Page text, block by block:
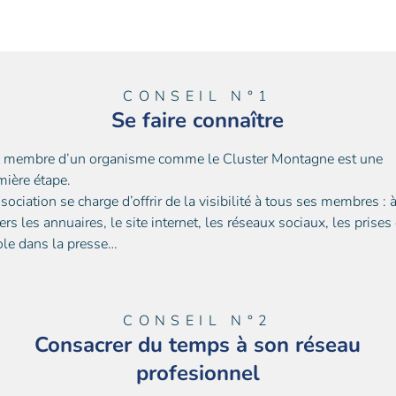
CONSEIL N°1
Se faire connaître
membre d’un organisme comme le Cluster Montagne est une
étape.
se charge d’offrir de la visibilité à tous ses membres : à
les annuaires, le site internet, les réseaux sociaux, les prises
dans la presse…
CONSEIL N°2
Consacrer du temps à son réseau
profesionnel